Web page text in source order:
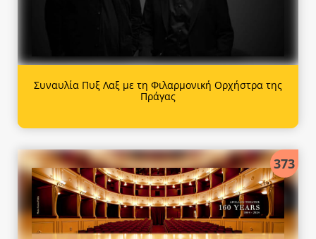
Συναυλία Πυξ Λαξ με τη Φιλαρμονική Ορχήστρα της
Πράγας
373